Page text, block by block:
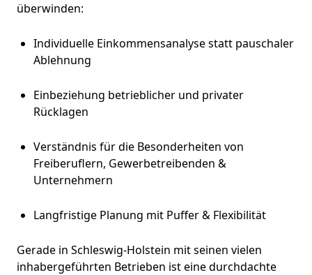
überwinden:
Individuelle Einkommensanalyse statt pauschaler
Ablehnung
Einbeziehung betrieblicher und privater
Rücklagen
Verständnis für die Besonderheiten von
Freiberuflern, Gewerbetreibenden &
Unternehmern
Langfristige Planung mit Puffer & Flexibilität
Gerade in Schleswig-Holstein mit seinen vielen
inhabergeführten Betrieben ist eine durchdachte